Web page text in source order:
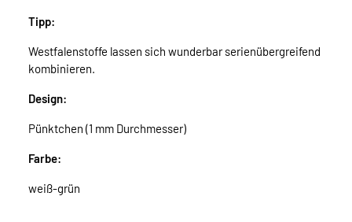
Tipp:
Westfalenstoffe lassen sich wunderbar serienübergreifend
kombinieren.
Design:
Pünktchen (1 mm Durchmesser)
Farbe:
weiß-grün